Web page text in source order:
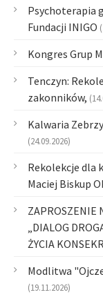
Psychoterapia
Fundacji INIGO
Kongres Grup
Tenczyn:
zakonników,
Kalwaria
(24.09.2026)
Rekolekcje dla
Maciej Biskup
ZAPROSZENIE
„DIALOG
ŻYCIA
Modlitwa
(19.11.2026)